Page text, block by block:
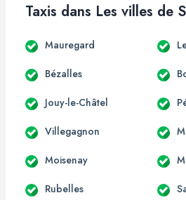
Taxis dans Les villes de
Mauregard
Bézalles
Jouy-le-Châtel
Villegagnon
Moisenay
Rubelles